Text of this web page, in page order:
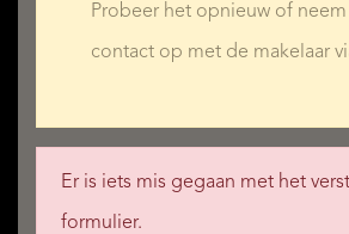
Probeer het opnieuw of
contact op met de makelaar
Er is iets mis gegaan met het
formulier.